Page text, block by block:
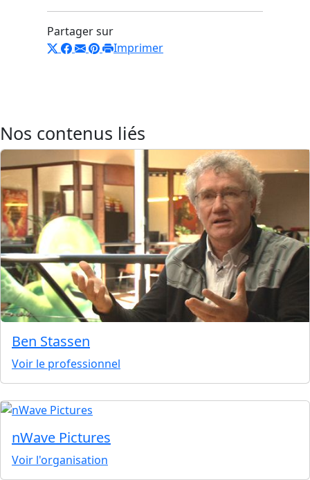
Partager sur
Imprimer
Nos contenus liés
Ben Stassen
Voir le professionnel
nWave Pictures
Voir l'organisation